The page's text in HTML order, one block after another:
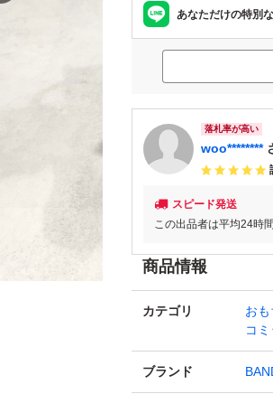
あなただけの特別
落札率が高い
woo********
スピード発送
この出品者は平均24時
商品情報
カテゴリ お
コ
ブランド